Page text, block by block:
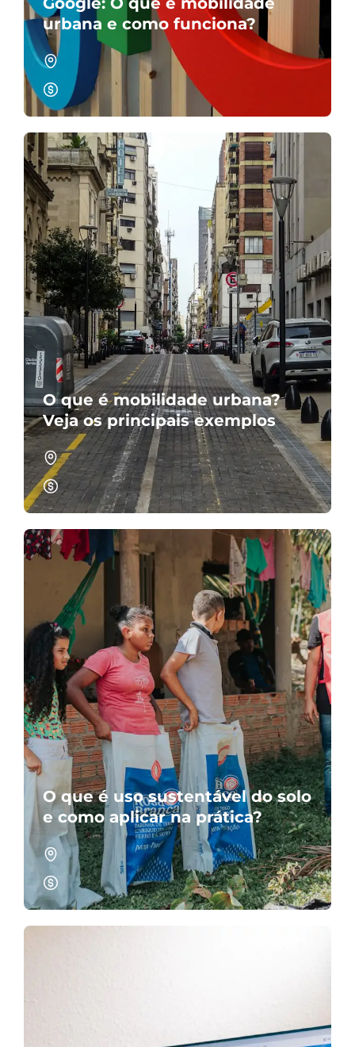
urbana e como funciona?
O que é mobilidade urbana?
Veja os principais exemplos
O que é uso sustentável do solo
e como aplicar na prática?